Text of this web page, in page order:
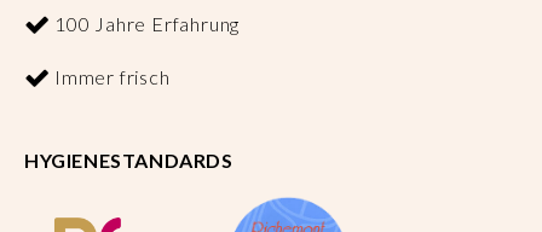
100 Jahre Erfahrung
Immer frisch
HYGIENESTANDARDS